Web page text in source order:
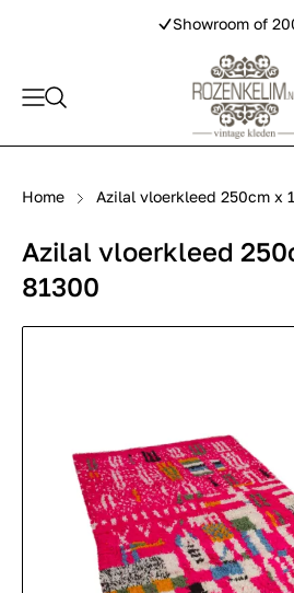
Showroom of
Home Azilal vloerkleed 250cm x
Azilal vloerkleed
81300